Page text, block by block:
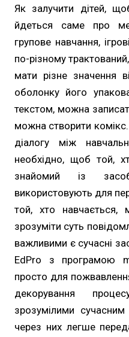
Як залучити дітей,
йдеться саме про
групове навчання,
по-різному
мати різне значення
оболонку його
текстом, можна
можна створити
діалогу між
необхідно, щоб той,
знайомий із
використовують для
той, хто навчається,
зрозуміти суть
важливими є сучасні
EdPro з програмою
просто для
декорування
зрозумілими
через них легше